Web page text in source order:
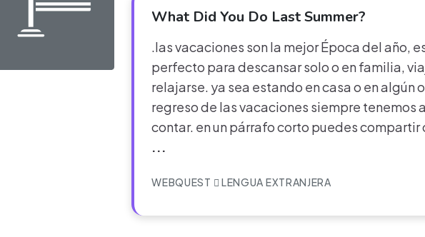
What Did You Do Last Summer?
.las vacaciones son la mejor Época del año,
perfecto para descansar solo o en familia,
relajarse. ya sea estando en casa o en algún
regreso de las vacaciones siempre tenemos
contar. en un párrafo corto puedes compartir
...
WEBQUEST LENGUA EXTRANJERA